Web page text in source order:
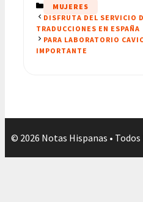
CATEGORÍAS
MUJERES
DISFRUTA DEL SERVICIO
TRADUCCIONES EN ESPAÑA
PARA LABORATORIO
IMPORTANTE
© 2026 Notas Hispanas •